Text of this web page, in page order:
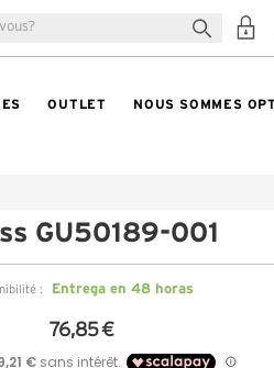
OUTLET NOUS SOMMES
GU50189-001
: Entrega en 48 horas
76,85 €